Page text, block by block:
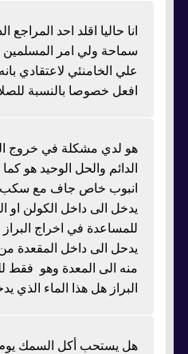
انا حاليا اقلد احد المراجع
سماحة ولي امر المسلمين
علي الخامنئي لاعتقادي
افعل خصوصا بالنسبة
هو لدي مشكلة في خروج
الدائم والحل الوحيد هو
انبوب خاص جاف مع سكب
يدخل الى داخل الكولن او
للمساعدة في اخراج البراز
يدحل الى داخل المقعدة
منه الى المعدة وهو فقط
البراز هل هذا الماء الذي
هل يستحب أكل السمك يوم